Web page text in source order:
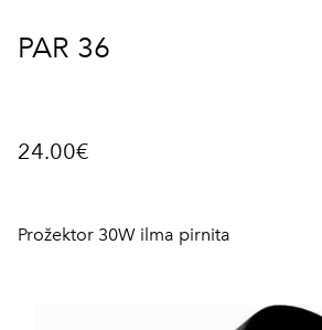
PAR 36
24.00€
Prožektor 30W ilma pirnita